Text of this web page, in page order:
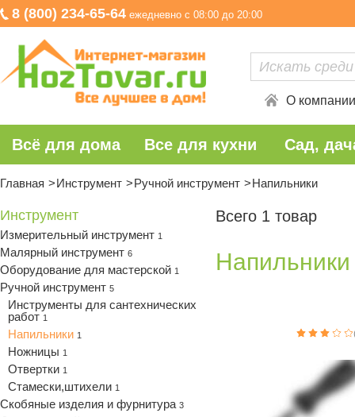
8 (800) 234-65-64 ежедневно с 08:00 до 20:00
О компании
Всё для дома Все для кухни Сад,
Главная Инструмент Ручной инструмент Напильники
Инструмент
Измерительный инструмент 1
Малярный инструмент 6
Оборудование для мастерской 1
Ручной инструмент 5
Инструменты для сантехнических
работ 1
Напильники 1
Ножницы 1
Отвертки 1
Стамески,штихели 1
Скобяные изделия и фурнитура 3
Всего 1 товар
Напильники